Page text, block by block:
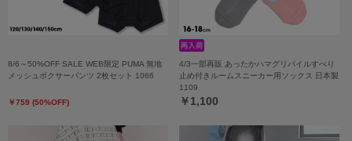
8/6～50%OFF SALE WEB限定 PUMA 無地
メッシュボクサーパンツ 2枚セット 1066
￥759 (50%OFF)
4/3一部再販 あったかハマグリパイルすべり
止め付きルームスニーカー用ソックス 日本製
1109
￥1,100